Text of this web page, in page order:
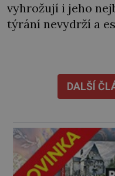
vyhrožují i jeho
týrání nevydrží a
nikdo nevyvíjel
Syn brněnského
DALŠÍ